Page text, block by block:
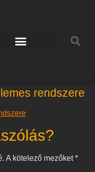
rendszere
A kötelező mezőket*